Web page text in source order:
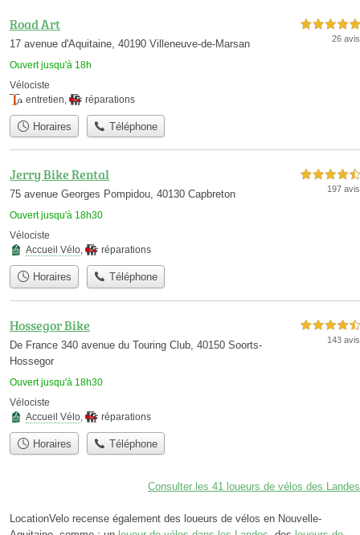
Road Art
17 avenue d'Aquitaine, 40190 Villeneuve-de-Marsan
Ouvert jusqu'à 18h
5,0 étoiles sur 5
26 avis
Vélociste
entretien, réparations
Horaires Téléphone
Jerry Bike Rental
75 avenue Georges Pompidou, 40130 Capbreton
Ouvert jusqu'à 18h30
4,5 étoiles sur 5
197 avis
Vélociste
Accueil Vélo, réparations
Horaires Téléphone
Hossegor Bike
De France 340 avenue du Touring Club, 40150 Soorts-
Hossegor
Ouvert jusqu'à 18h30
4,5 étoiles sur 5
143 avis
Vélociste
Accueil Vélo
réparations
Horaires Téléphone
Consulter les 41 loueurs de vélos des Landes
LocationVelo recense également des loueurs de vélos en Nouvelle-